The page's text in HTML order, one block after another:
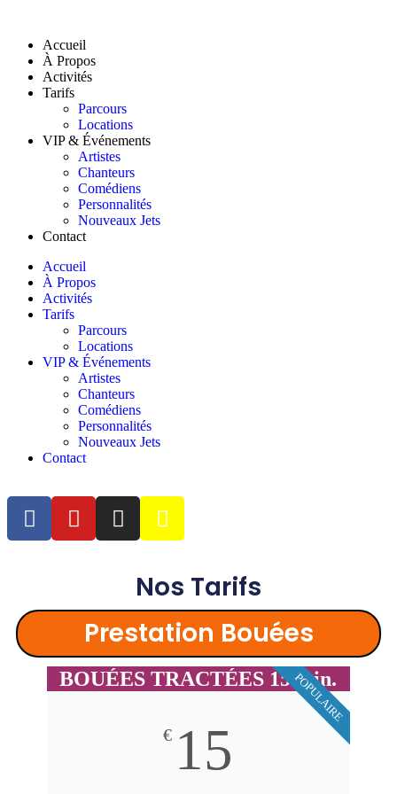
Accueil
À Propos
Activités
Tarifs
Parcours
Locations
VIP & Événements
Artistes
Chanteurs
Comédiens
Personnalités
Nouveaux Jets
Contact
Accueil
À Propos
Activités
Tarifs
Parcours
Locations
VIP & Événements
Artistes
Chanteurs
Comédiens
Personnalités
Nouveaux Jets
Contact
Nos Tarifs
Prestation Bouées
BOUÉES TRACTÉES 15 min.
€ 15
POPULAIRE